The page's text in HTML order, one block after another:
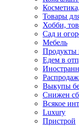
Товары
Хобби,
Сад и
Мебель
Продукты
Едем в
Выкупы
Снижен
Всякое
Luxury
Пристрой